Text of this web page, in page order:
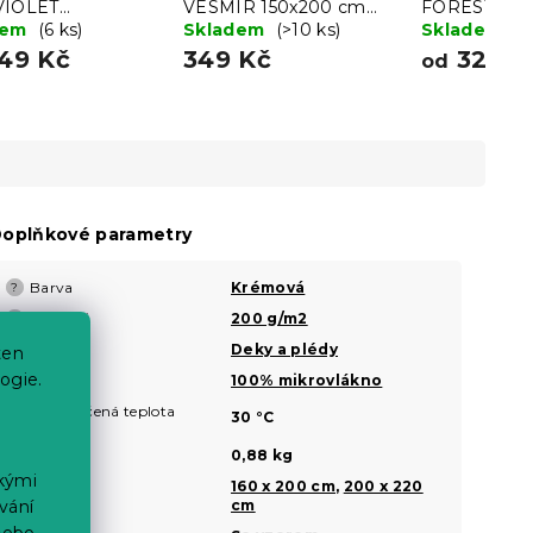
tmavě
(6 ks)
Kč
VESMÍR 150x200 cm
modrá
Skladem (>10 ks)
349 Kč
FOREST
vínová
Skladem
od 329
parametry
? Barva Krémová
Gramáž 200 g/m2
? Deky a plédy
? Materiál 100% mikrovlákno
Doporučená teplota
30 °C
0,88 kg
? Rozměr 160 x 200 cm, 200 x 220
cm